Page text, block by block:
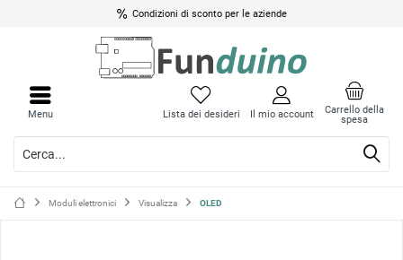
Condizioni di sconto per le aziende
Carrello della
spesa
Lista dei desideri Il mio account
Menu
Moduli elettronici Visualizza OLED
menu
menu